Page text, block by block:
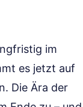
im
es jetzt auf
Die Ära der